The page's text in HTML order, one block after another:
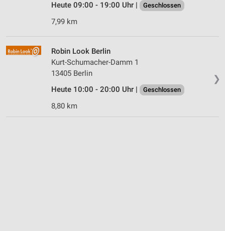
Heute 09:00 - 19:00 Uhr |
Geschlossen
7,99 km
❯
Robin Look Berlin
Kurt-Schumacher-Damm 1
13405 Berlin
Heute 10:00 - 20:00 Uhr |
Geschlossen
8,80 km